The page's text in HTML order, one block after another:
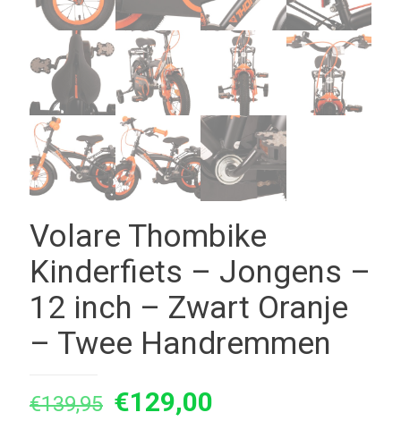
Volare Thombike
Kinderfiets – Jongens –
12 inch – Zwart Oranje
– Twee Handremmen
€139,95 Oorspronkelijke
€129,00